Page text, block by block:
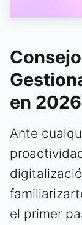
en 2026
Ante
el primer